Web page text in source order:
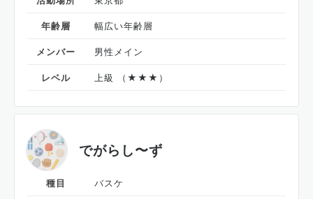
年齢層 幅広い年齢層
メンバー 男性メイン
レベル 上級 （★★★）
でがらし〜ず
種目 バスケ